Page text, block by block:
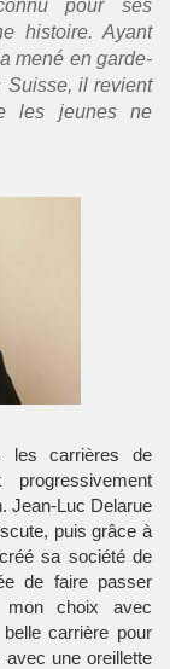
pour ses
histoire. Ayant
mené en garde-
Suisse, il revient
les jeunes ne
les carrières de
Jean-Luc Delarue
puis grâce à
sa société de
de faire passer
mon choix avec
carrière pour
une oreillette